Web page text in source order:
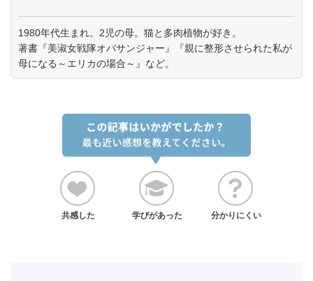
1980年代生まれ。2児の母。猫と多肉植物が好き。
著書『美淑女戦隊オバサンジャー』『親に整形させられた私が
母になる～エリカの場合～』など。
共感した 学びがあった 分かりにくい